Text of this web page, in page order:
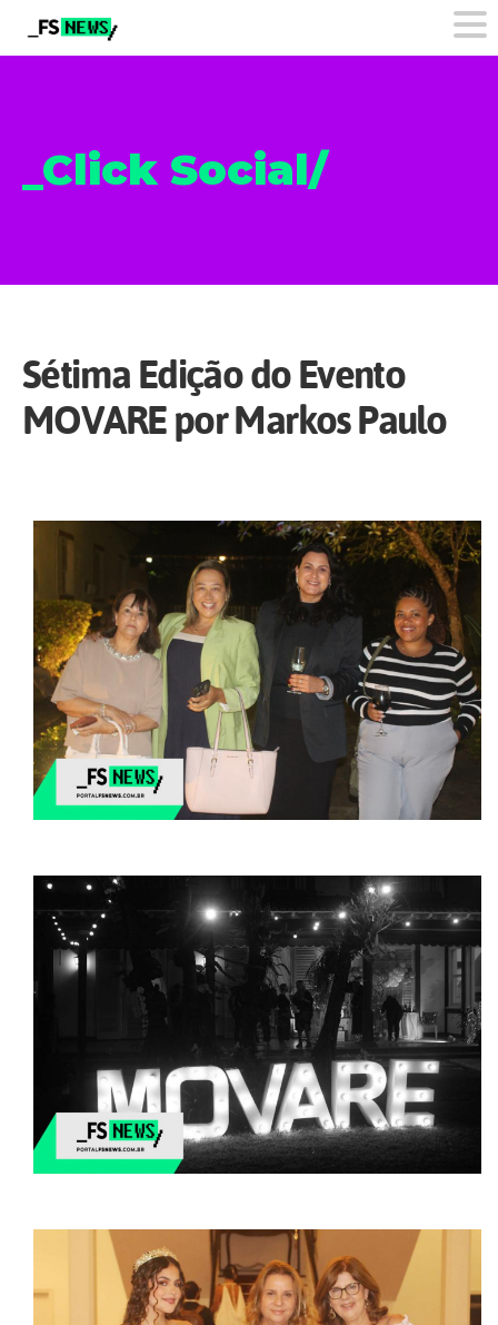
_Click Social/
Sétima Edição do Evento
MOVARE por Markos Paulo